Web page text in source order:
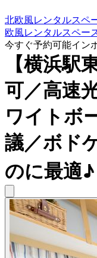
北欧風レンタルスペ
欧風レンタルスペース
今すぐ予約可能イン
【横浜駅
可／高速
ワイトボ
議／ボド
のに最適♪